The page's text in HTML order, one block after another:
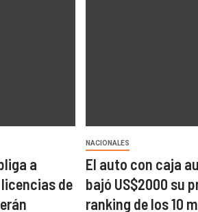
a
de
NACIONALES
El auto con caja
bajó US$2000 su
ranking de los 10